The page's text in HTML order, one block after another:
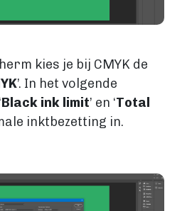
kies je bij CMYK de
’. In het volgende
Black ink limit’ en ‘Total
inktbezetting in.